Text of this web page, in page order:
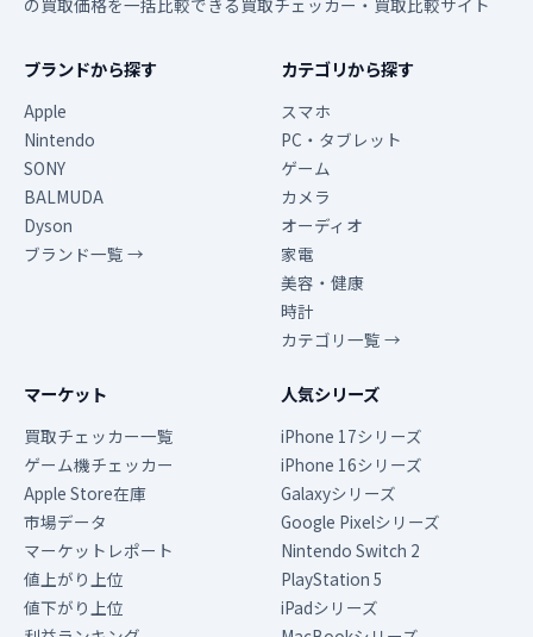
の買取価格を一括比較できる買取チェッカー・買取比較サイト
ブランドから探す
Apple
Nintendo
SONY
BALMUDA
Dyson
ブランド一覧 →
カテゴリから探す
スマホ
PC・タブレット
ゲーム
カメラ
オーディオ
家電
美容・健康
時計
カテゴリ一覧 →
マーケット
買取チェッカー一覧
ゲーム機チェッカー
Apple Store在庫
市場データ
マーケットレポート
値上がり上位
値下がり上位
人気シリーズ
iPhone 17シリーズ
iPhone 16シリーズ
Galaxyシリーズ
Google Pixelシリーズ
Nintendo Switch 2
PlayStation 5
iPadシリーズ